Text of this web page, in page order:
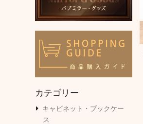
カテゴリー
キャビネット・ブックケー
ス